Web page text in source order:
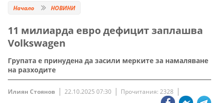
Начало НОВИНИ
11 милиарда евро дефицит заплашва
Volkswagen
Групата е принудена да засили мерките за намаляване
на разходите
Илиян Стоянов 22.10.2025 07:30 Прочитания: 2328